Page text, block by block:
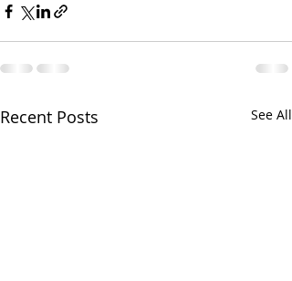
Recent Posts See All